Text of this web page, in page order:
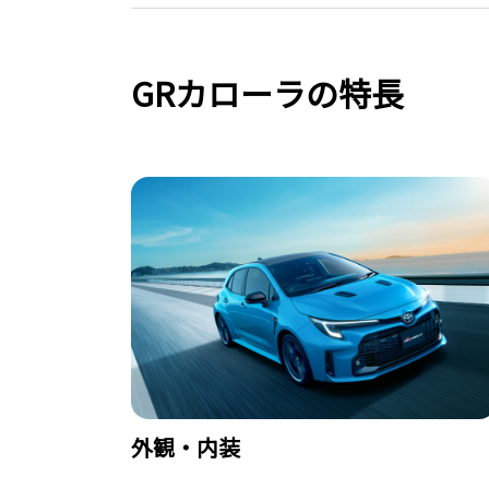
GRカローラの特長
外観・内装